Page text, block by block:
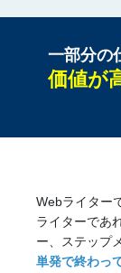
一部分の
価値が
Webライター
ライターであ
ー、ステップ
単発で終わっ